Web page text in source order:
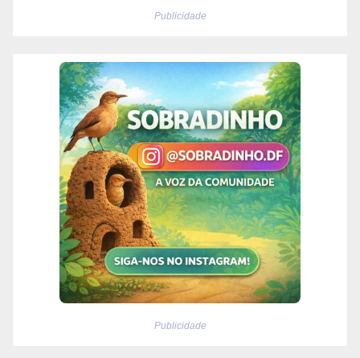
Publicidade
Publicidade